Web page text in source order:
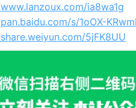
ia8wa1g
s/1oOX-
5jFK8UU